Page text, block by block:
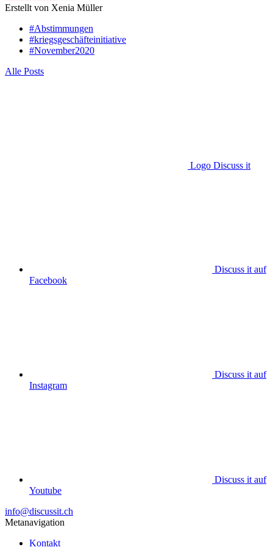
Erstellt von Xenia Müller
#Abstimmungen
#kriegsgeschäfteinitiative
#November2020
Alle Posts
Logo Discuss it
Discuss it auf
Facebook
Discuss it auf
Instagram
Discuss it auf
Youtube
info@discussit.ch
Metanavigation
Kontakt